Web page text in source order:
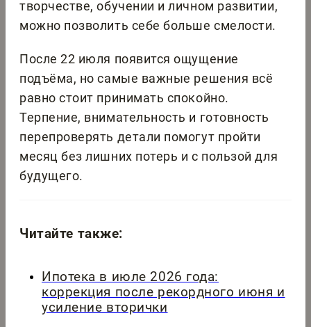
творчестве, обучении и личном развитии,
можно позволить себе больше смелости.
После 22 июля появится ощущение
подъёма, но самые важные решения всё
равно стоит принимать спокойно.
Терпение, внимательность и готовность
перепроверять детали помогут пройти
месяц без лишних потерь и с пользой для
будущего.
Читайте также:
Ипотека в июле 2026 года:
коррекция после рекордного июня и
усиление вторички